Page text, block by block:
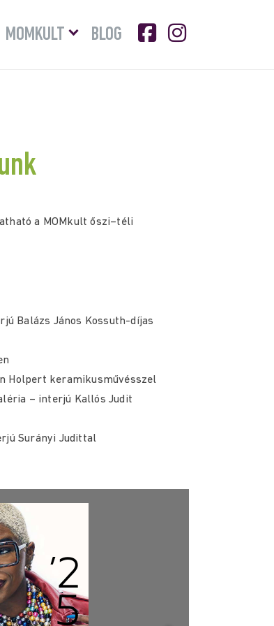
MOMKULT
Menü
lenyitása
BLOG
a MOMkult őszi–téli
Balázs János Kossuth-díjas
Holpert keramikusművésszel
– interjú Kallós Judit
Surányi Judittal